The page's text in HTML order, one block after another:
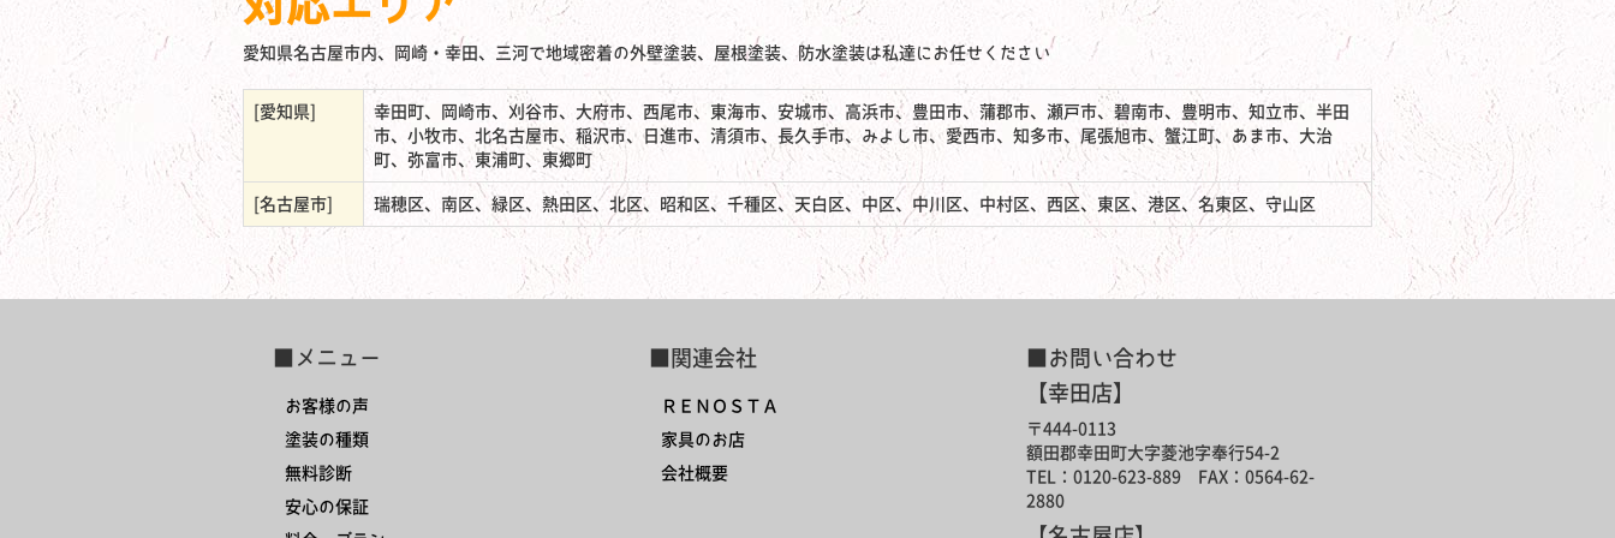
愛知県名古屋市内、岡崎・幸田、三河で地域密着の外壁塗装、屋根塗装、防水塗装は私達にお任せください
[愛知県]
幸田町、岡崎市、刈谷市、大府市、西尾市、東海市、安城市、高浜市、豊田市、蒲郡市、瀬戸市、碧南市、豊明市、知立市、半田
市、小牧市、北名古屋市、稲沢市、日進市、清須市、長久手市、みよし市、愛西市、知多市、尾張旭市、蟹江町、あま市、大治
町、弥富市、東浦町、東郷町
[名古屋市] 瑞穂区、南区、緑区、熱田区、北区、昭和区、千種区、天白区、中区、中川区、中村区、西区、東区、港区、名東区、守山区
■メニュー
お客様の声
塗装の種類
無料診断
安心の保証
■関連会社
ＲＥＮＯＳＴＡ
家具のお店
会社概要
■お問い合わせ
【幸田店】
〒444-0113
額田郡幸田町大字菱池字奉行54-2
TEL：0120-623-889 FAX：0564-62-
2880